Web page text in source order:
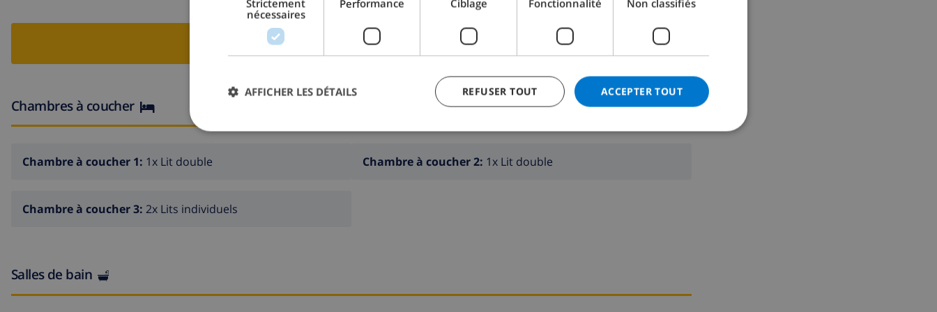
RESERVER CETTE VILLA ›
Chambres à coucher
Chambre à coucher 1: 1x Lit double Chambre à coucher 2: 1x Lit double
Chambre à coucher 3: 2x Lits individuels
Salles de bain
CATALAN
DANISH
Strictement
nécessaires
Performance Ciblage Fonctionnalité Non classifiés
ACCEPTER TOUT
REFUSER TOUT
AFFICHER LES DÉTAILS